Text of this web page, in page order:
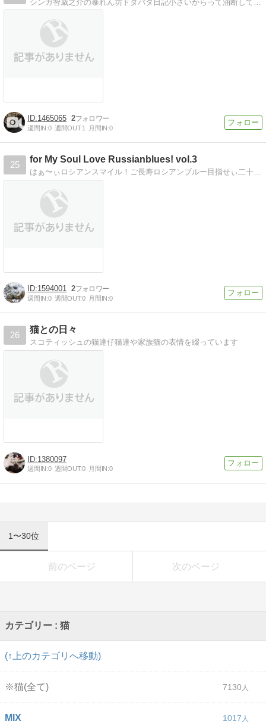
1465065 2
週間IN:0 週間OUT:1 月間IN:0
25
for My Soul Love Russianblues! vol.3
はぁ〜ぃロシアンスマイル！ご長寿ロシアンブルー目指せぃ二十歳越え猫又ロシ！
1594001 2
週間IN:0 週間OUT:0 月間IN:0
26
猫との日々
スコティッシュの猫達仔猫達や家族猫の表情を綴っています
1380097
週間IN:0 週間OUT:0 月間IN:0
1〜30位
前のページ 次のページ
カテゴリー : 猫
(↑上のカテゴリへ移動)
※猫(全て) 7130
MIX 1017